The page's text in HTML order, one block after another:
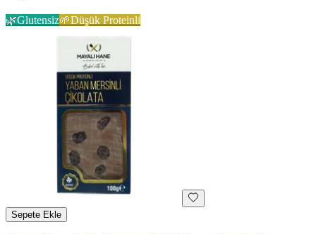
🌿Glutensiz🌱Düşük Proteinli
Sepete Ekle